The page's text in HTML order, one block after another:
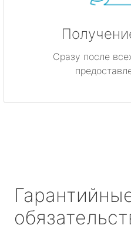
Сразу после